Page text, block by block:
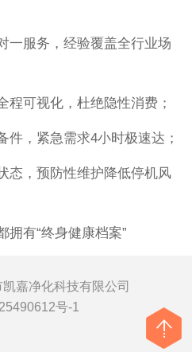
一服务，经验覆盖全行业场
程可视化，杜绝隐性消费；
件，紧急需求4小时极速达；
态，预防性维护降低停机风
拥有“终身健康档案”
嘉净化科技有限公司
号-1